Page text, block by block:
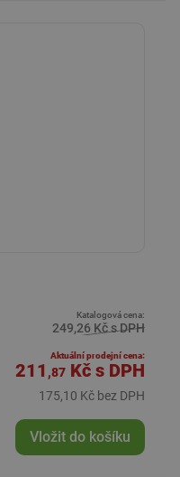
Katalogová cena:
249,26 Kč s DPH
Aktuální prodejní cena:
211 ,87 Kč s DPH
175,10 Kč bez DPH
Vložit do košíku